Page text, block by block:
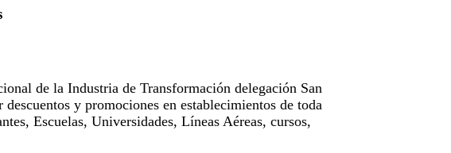
de la Industria de Transformación delegación San
y promociones en establecimientos de toda
Escuelas, Universidades, Líneas Aéreas, cursos,